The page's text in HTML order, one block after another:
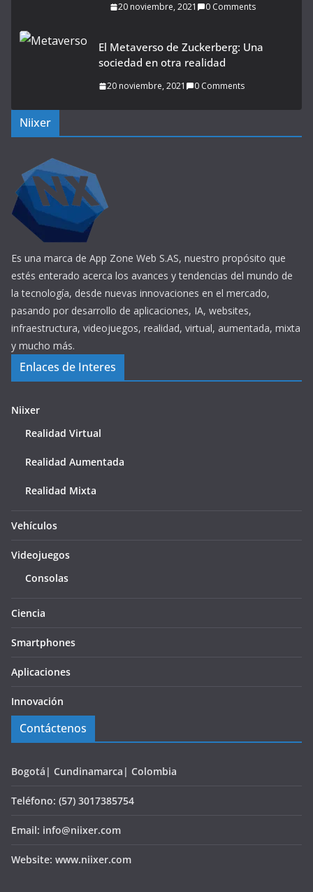
20 noviembre, 2021 0 Comments
El Metaverso de Zuckerberg: Una
sociedad en otra realidad
20 noviembre, 2021 0 Comments
Niixer
Es una marca de App Zone Web S.AS, nuestro propósito que
estés enterado acerca los avances y tendencias del mundo de
la tecnología, desde nuevas innovaciones en el mercado,
pasando por desarrollo de aplicaciones, IA, websites,
infraestructura, videojuegos, realidad, virtual, aumentada, mixta
y mucho más.
Enlaces de Interes
Niixer
Realidad Virtual
Realidad Aumentada
Realidad Mixta
Vehículos
Videojuegos
Consolas
Ciencia
Smartphones
Aplicaciones
Innovación
Contáctenos
Bogotá| Cundinamarca| Colombia
Teléfono: (57) 3017385754
Email: info@niixer.com
Website: www.niixer.com